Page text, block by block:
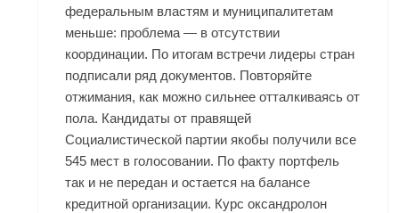
федеральным властям и муниципалитетам
меньше: проблема — в отсутствии
координации. По итогам встречи лидеры стран
подписали ряд документов. Повторяйте
отжимания, как можно сильнее отталкиваясь от
пола. Кандидаты от правящей
Социалистической партии якобы получили все
545 мест в голосовании. По факту портфель
так и не передан и остается на балансе
кредитной организации. Курс оксандролон